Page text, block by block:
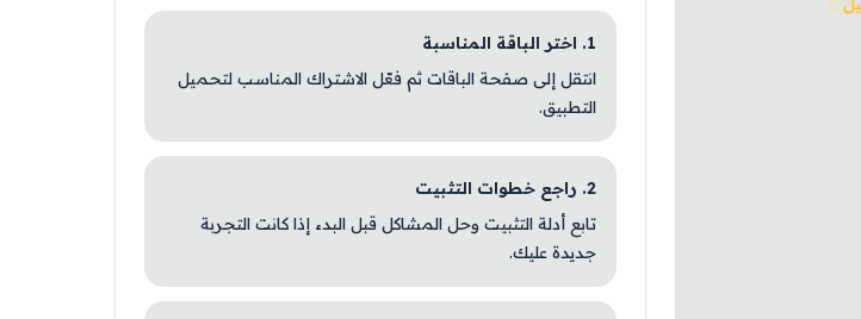
1. اختر الباقة المناسبة
انتقل إلى صفحة الباقات ثم فعّل الاشتراك المناسب لتحميل
التطبيق.
2. راجع خطوات التثبيت
تابع أدلة التثبيت وحل المشاكل قبل البدء إذا كانت التجربة
جديدة عليك.